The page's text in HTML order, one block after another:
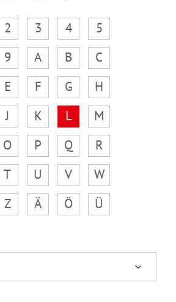
2 3 4
5
9 A B
C
E F G
H
J K L
M
O P Q
R
T U V
W
Z Ä Ö
Ü